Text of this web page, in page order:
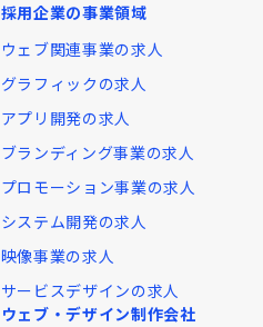
採用企業の事業領域
ウェブ関連事業の求人
グラフィックの求人
アプリ開発の求人
ブランディング事業の求人
プロモーション事業の求人
システム開発の求人
映像事業の求人
サービスデザインの求人
ウェブ・デザイン制作会社